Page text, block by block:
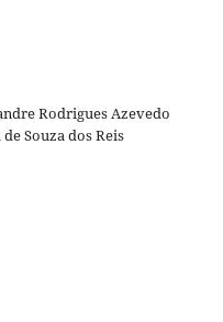
Rodrigues Azevedo
Souza dos Reis